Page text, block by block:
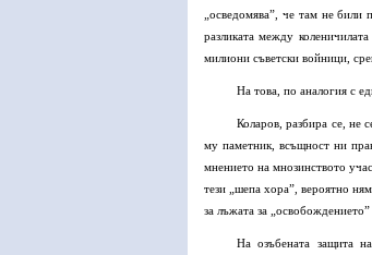
„осведомява”, че там не
разликата между
милиони съветски войници,
На това, по аналогия с
Коларов, разбира се, не
му паметник, всъщност ни
мнението на мнозинството
тези „шепа хора”, вероятно
за лъжата за
На озъбената защита